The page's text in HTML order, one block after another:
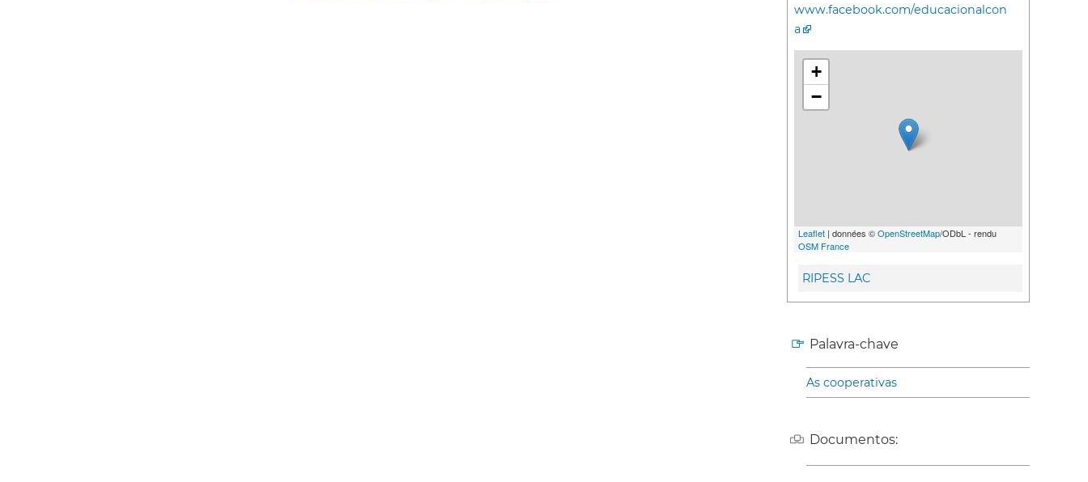
www.facebook.com/educacionalcon
a
+
−
Leaflet | données ©OpenStreetMap/ODbL - rendu
OSM France
RIPESS LAC
Palavra-chave
As cooperativas
Documentos: